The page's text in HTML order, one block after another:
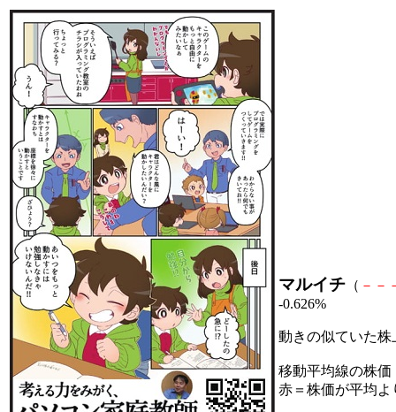
マルイチ （ － －
-0.626%
動きの似ていた
移動平均線の株価
赤＝株価が平均